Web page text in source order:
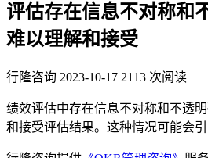
评估存在信息不对称和
难以理解和接受
行隆咨询 2023-10-17 2113 次阅读
绩效评估中存在信息不对称和不透
和接受评估结果。这种情况可能会引